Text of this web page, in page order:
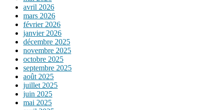
avril 2026
mars 2026
février 2026
janvier 2026
décembre 2025
novembre 2025
octobre 2025
septembre 2025
août 2025
juillet 2025
juin 2025
mai 2025